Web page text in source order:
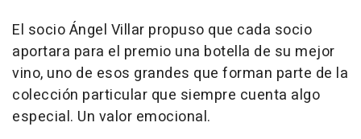
El socio Ángel Villar propuso que cada socio
aportara para el premio una botella de su mejor
vino, uno de esos grandes que forman parte de la
colección particular que siempre cuenta algo
especial. Un valor emocional.